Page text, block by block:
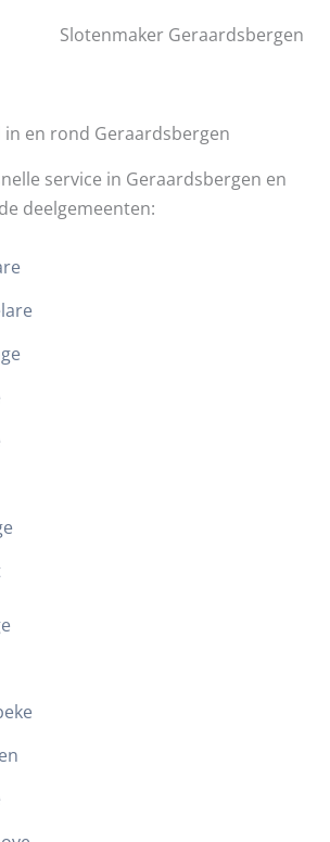
in en rond Geraardsbergen
service in Geraardsbergen en
deelgemeenten: